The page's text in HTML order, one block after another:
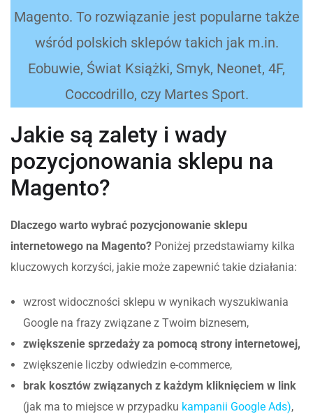
Magento. To rozwiązanie jest popularne także
wśród polskich sklepów takich jak m.in.
Eobuwie, Świat Książki, Smyk, Neonet, 4F,
Coccodrillo, czy Martes Sport.
Jakie są zalety i wady
pozycjonowania sklepu na
Magento?
Dlaczego warto wybrać pozycjonowanie sklepu
internetowego na Magento? Poniżej przedstawiamy kilka
kluczowych korzyści, jakie może zapewnić takie działania:
wzrost widoczności sklepu w wynikach wyszukiwania
Google na frazy związane z Twoim biznesem,
zwiększenie sprzedaży za pomocą strony internetowej,
zwiększenie liczby odwiedzin e-commerce,
brak kosztów związanych z każdym kliknięciem w link
(jak ma to miejsce w przypadku kampanii Google Ads),